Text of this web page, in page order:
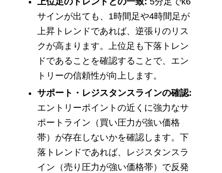
サインが出ても、1時間足や4時間足が
上昇トレンドであれば、逆張りのリス
クが高まります。上位足も下落トレン
ドであることを確認することで、エン
トリーの信頼性が向上します。
サポート・レジスタンスラインの確認:
エントリーポイントの近くに強力なサ
ポートライン（買い圧力が強い価格
帯）が存在しないかを確認します。下
落トレンドであれば、レジスタンスラ
イン（売り圧力が強い価格帯）で反発